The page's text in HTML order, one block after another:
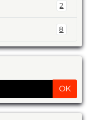
2
8
OK